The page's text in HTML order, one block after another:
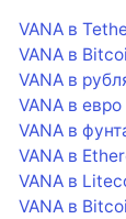
VANA в
VANA в
VANA в
VANA в евро
VANA в
VANA в
VANA в
VANA в